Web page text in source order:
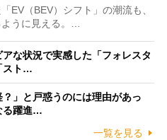
EV（BEV）シフト」の潮流も、
うに見える。…
アな状況で実感した「フォレスタ
スト…
」と戸惑うのには理由があっ
る躍進…
一覧を見る